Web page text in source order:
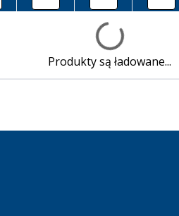
Produkty są ładowane...